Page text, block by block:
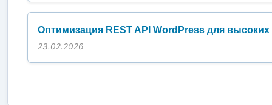
Оптимизация REST API WordPress для высоких
23.02.2026